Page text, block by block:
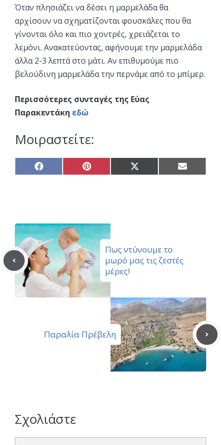
Όταν πλησιάζει να δέσει η μαρμελάδα θα
αρχίσουν να σχηματίζονται φουσκάλες που θα
γίνονται όλο και πιο χοντρές, χρειάζεται το
λεμόνι. Ανακατεύοντας, αφήνουμε την μαρμελάδα
άλλα 2-3 λεπτά στο μάτι. Αν επιθυμούμε πιο
βελούδινη μαρμελάδα την περνάμε από το μπίμερ.
Περισσότερες συνταγές της Εύας
Παρακεντάκη εδώ
Μοιραστείτε:
Share
on
Share
on
Share
on
Share
on
Πως ντύνουμε το
μωρό μας τις ζεστές
μέρες!
Παραλία Πρέβελη
Σχολιάστε